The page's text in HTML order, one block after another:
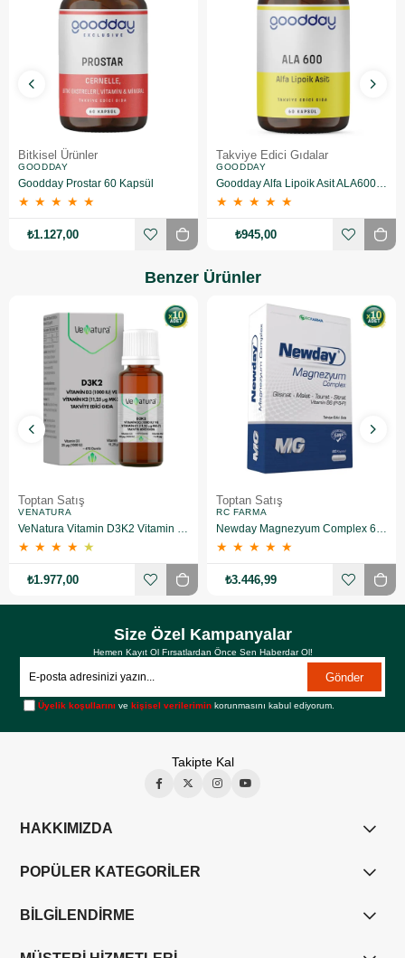
Bitkisel Ürünler
GOODDAY
Goodday Prostar 60 Kapsül
★ ★ ★ ★ ★
₺1.127,00
Takviye Edici Gıdalar
GOODDAY
Goodday Alfa Lipoik Asit ALA600 60 Kapsül
★ ★ ★ ★ ★
₺945,00
Benzer Ürünler
Toptan Satış
VENATURA
VeNatura Vitamin D3K2 Vitamin Takviye Edici Gıda 10 Adet
★ ★ ★ ★ ★
₺1.977,00
Toptan Satış
RC FARMA
Newday Magnezyum Complex 60 Kapsül 10 Adet
★ ★ ★ ★ ★
₺3.446,99
Size Özel Kampanyalar
Hemen Kayıt Ol Fırsatlardan Önce Sen Haberdar Ol!
Gönder
Üyelik koşullarını vekişisel verilerimin korunmasını kabul ediyorum.
Takipte Kal
HAKKIMIZDA
POPÜLER KATEGORİLER
BİLGİLENDİRME